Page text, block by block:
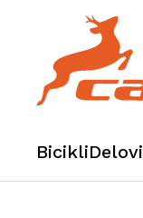
BicikliDelovi